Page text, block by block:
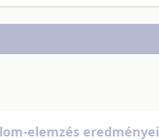
elemzés eredményei